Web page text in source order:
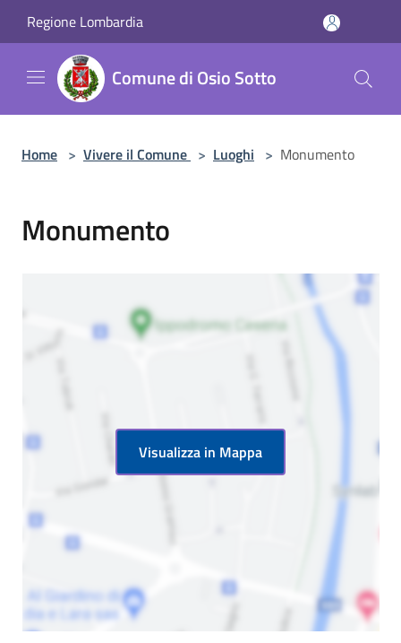
Regione Lombardia
Comune di Osio Sotto
Home > Vivere il Comune > Luoghi > Monumento
Monumento
Visualizza in Mappa